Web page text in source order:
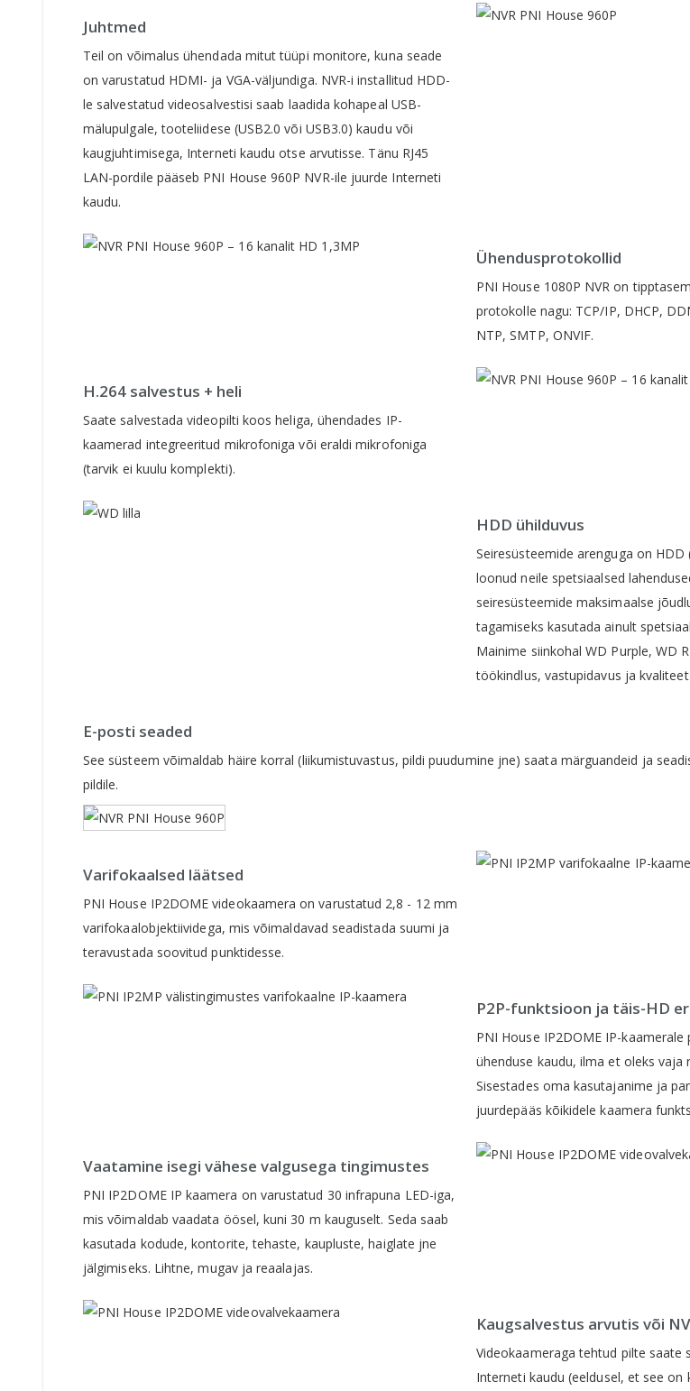
Juhtmed
Teil on võimalus ühendada mitut tüüpi monitore, kuna seade
on varustatud HDMI- ja VGA-väljundiga. NVR-i installitud HDD-
le salvestatud videosalvestisi saab laadida kohapeal USB-
mälupulgale, tooteliidese (USB2.0 või USB3.0) kaudu või
kaugjuhtimisega, Interneti kaudu otse arvutisse. Tänu RJ45
LAN-pordile pääseb PNI House 960P NVR-ile juurde Interneti
kaudu.
Ühendusprotokollid
PNI House 1080P NVR on
protokolle nagu: TCP/IP, DHCP,
NTP, SMTP, ONVIF.
H.264 salvestus + heli
Saate salvestada videopilti koos heliga, ühendades IP-
kaamerad integreeritud mikrofoniga või eraldi mikrofoniga
(tarvik ei kuulu komplekti).
HDD ühilduvus
Seiresüsteemide arenguga on
loonud neile spetsiaalsed
seiresüsteemide maksimaalse
tagamiseks kasutada ainult
Mainime siinkohal WD Purple, WD
töökindlus, vastupidavus ja
E-posti seaded
See süsteem võimaldab häire korral (liikumistuvastus, pildi puudumine jne) saata märguandeid ja
pildile.
Varifokaalsed läätsed
PNI House IP2DOME videokaamera on varustatud 2,8 - 12 mm
varifokaalobjektiividega, mis võimaldavad seadistada suumi ja
teravustada soovitud punktidesse.
P2P-funktsioon ja täis-HD
PNI House IP2DOME IP-
ühenduse kaudu, ilma et oleks vaja
Sisestades oma kasutajanime ja
juurdepääs kõikidele kaamera
Vaatamine isegi vähese valgusega tingimustes
PNI IP2DOME IP kaamera on varustatud 30 infrapuna LED-iga,
mis võimaldab vaadata öösel, kuni 30 m kauguselt. Seda saab
kasutada kodude, kontorite, tehaste, kaupluste, haiglate jne
jälgimiseks. Lihtne, mugav ja reaalajas.
Kaugsalvestus arvutis või
Videokaameraga tehtud pilte saate
Interneti kaudu (eeldusel, et see on